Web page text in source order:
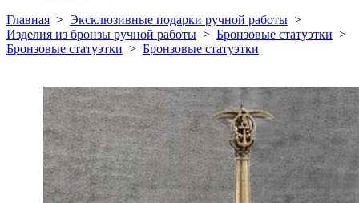
Главная > Эксклюзивные подарки ручной работы >
Изделия из бронзы ручной работы > Бронзовые статуэтки >
Бронзовые статуэтки > Бронзовые статуэтки